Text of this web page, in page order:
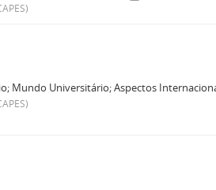
Mundo Universitário; Aspectos